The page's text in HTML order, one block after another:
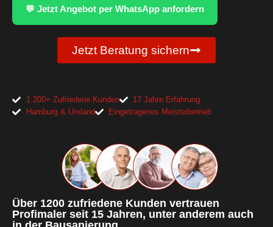
💬 Jetzt Angebot per WhatsApp anfordern
Jetzt Beratung sichern
1.200+ Zufriedene Kunden
17 Jahre Erfahrung
Hamburg & Umland
Eingetragenes Meisterbetrieb
Über 1200 zufriedene Kunden vertrauen
Profimaler seit 15 Jahren, unter anderem auch